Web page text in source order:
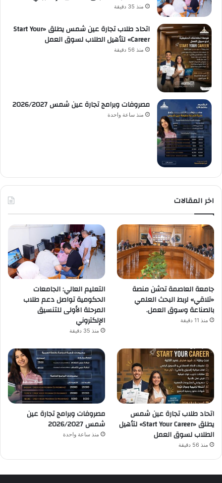
منذ 35 دقيقة
اتحاد طلاب تجارة عين شمس يطلق «Start Your
Career» لتأهيل الطلاب لسوق العمل
منذ 56 دقيقة
مصروفات وبرامج تجارة عين شمس 2026/2027
منذ ساعة واحدة
اخر المقالات
جامعة العاصمة تدشن منصة
«تلاقي» لربط البحث العلمي
بالصناعة وسوق العمل.
منذ 11 دقيقة
التعليم العالي: الجامعات
الحكومية تواصل دعم طلاب
المرحلة الأولى للتنسيق
الإلكتروني
منذ 35 دقيقة
اتحاد طلاب تجارة عين شمس
يطلق «Start Your Career» لتأهيل
الطلاب لسوق العمل
منذ 56 دقيقة
مصروفات وبرامج تجارة عين
شمس 2026/2027
منذ ساعة واحدة